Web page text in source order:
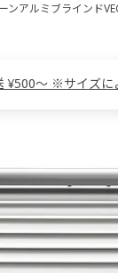
ンアルミブラインド
¥500～ ※サイズに